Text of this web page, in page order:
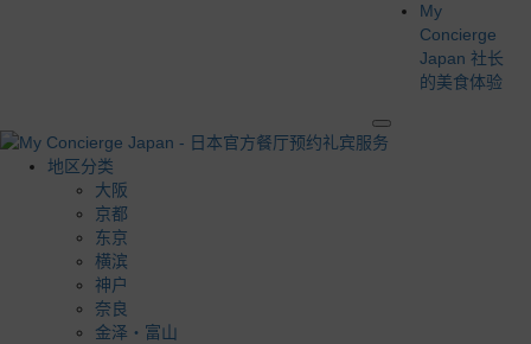
My
Concierge
Japan 社长
的美食体验
地区分类
大阪
京都
东京
横滨
神户
奈良
金泽・富山